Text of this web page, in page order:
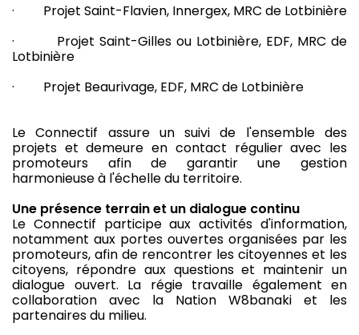
· Projet Saint-Flavien, Innergex, MRC de Lotbinière
· Projet Saint-Gilles ou Lotbinière, EDF, MRC de
Lotbinière
· Projet Beaurivage, EDF, MRC de Lotbinière
Le Connectif assure un suivi de l'ensemble des
projets et demeure en contact régulier avec les
promoteurs afin de garantir une gestion
harmonieuse à l'échelle du territoire.
Une présence terrain et un dialogue continu
Le Connectif participe aux activités d'information,
notamment aux portes ouvertes organisées par les
promoteurs, afin de rencontrer les citoyennes et les
citoyens, répondre aux questions et maintenir un
dialogue ouvert. La régie travaille également en
collaboration avec la Nation W8banaki et les
partenaires du milieu.